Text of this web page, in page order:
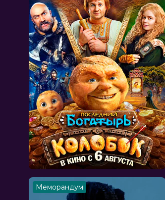
Меморандум